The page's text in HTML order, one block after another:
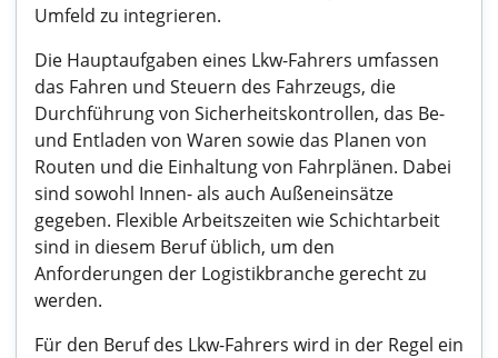
Umfeld zu integrieren.
Die Hauptaufgaben eines Lkw-Fahrers umfassen
das Fahren und Steuern des Fahrzeugs, die
Durchführung von Sicherheitskontrollen, das Be-
und Entladen von Waren sowie das Planen von
Routen und die Einhaltung von Fahrplänen. Dabei
sind sowohl Innen- als auch Außeneinsätze
gegeben. Flexible Arbeitszeiten wie Schichtarbeit
sind in diesem Beruf üblich, um den
Anforderungen der Logistikbranche gerecht zu
werden.
Für den Beruf des Lkw-Fahrers wird in der Regel ein